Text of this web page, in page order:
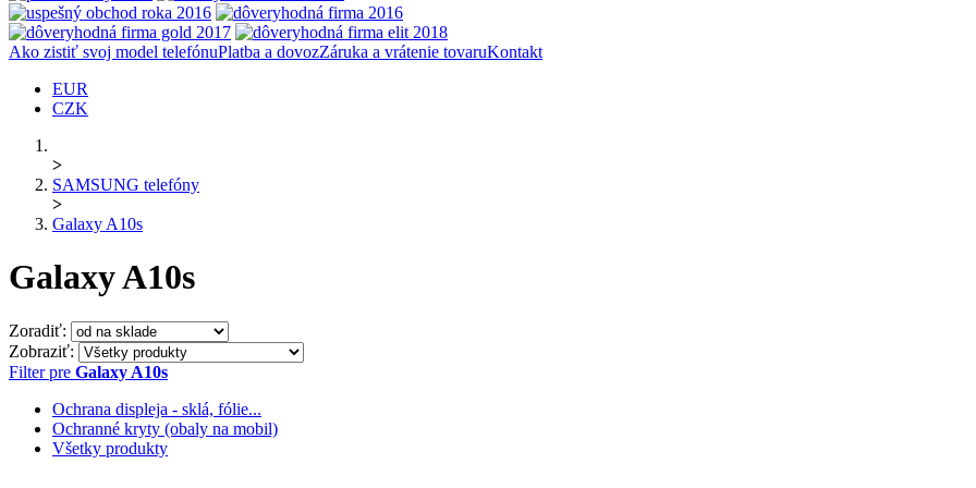
Ako zistiť svoj model telefónuPlatba a dovozZáruka a vrátenie tovaruKontakt
EUR
CZK
>
SAMSUNG telefóny
>
Galaxy A10s
Galaxy A10s
Zoradiť:
Zobraziť:
Filter pre Galaxy A10s
Ochrana displeja - sklá, fólie...
Ochranné kryty (obaly na mobil)
Všetky produkty